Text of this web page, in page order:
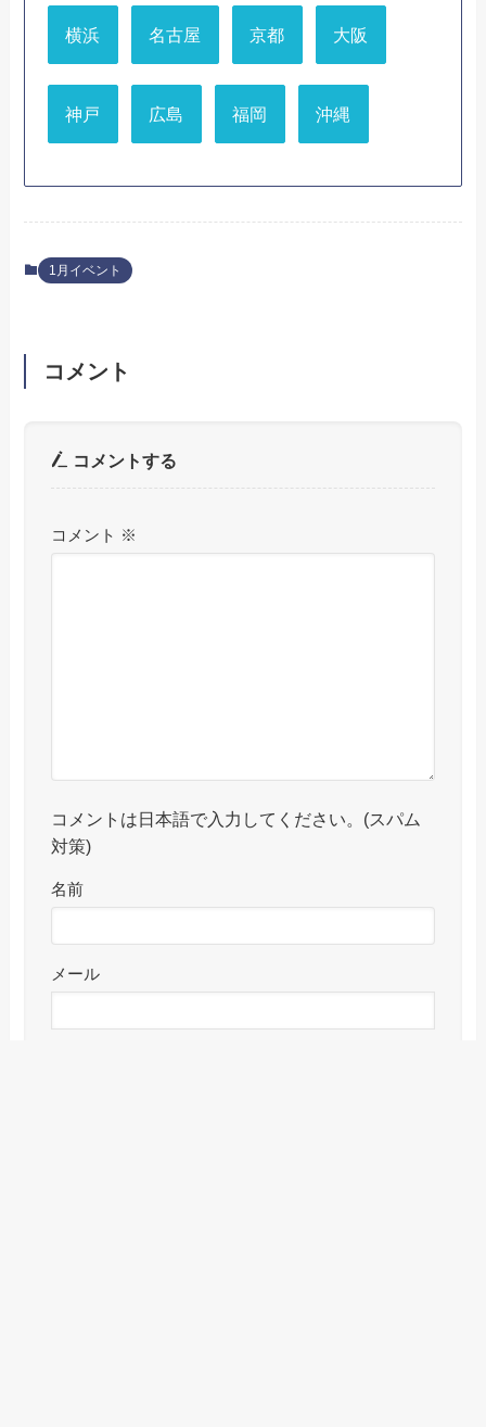
横浜 名古屋 京都 大阪
神戸 広島 福岡 沖縄
1月イベント
コメント
コメントする
コメント ※
コメントは日本語で入力してください。(スパム
対策)
名前
メール